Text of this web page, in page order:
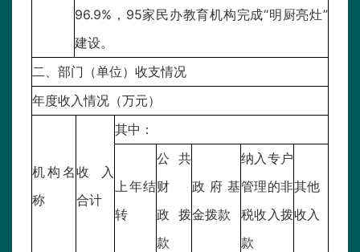
96.9%，95家民办教育机构完成“明厨亮灶”
建设。
二、部门（单位）收支情况
年度收入情况（万元）
机构名
称
收入
合计
其中：
上年结
转
公共
财
政拨
款
政府基
金拨款
纳入专户
管理的非
税收入拨
款
其他
收入